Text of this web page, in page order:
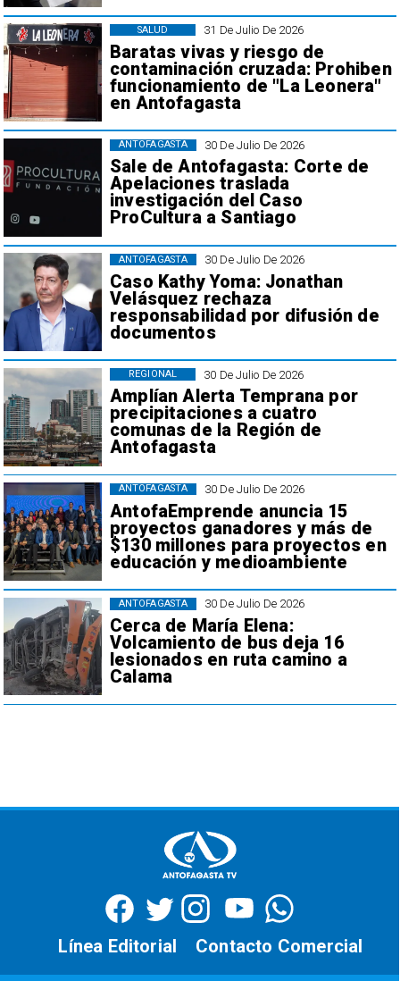
31 De Julio De 2026
Baratas vivas y riesgo de
contaminación cruzada: Prohiben
funcionamiento de "La Leonera"
en Antofagasta
SALUD
30 De Julio De 2026
Sale de Antofagasta: Corte de
Apelaciones traslada
investigación del Caso
ProCultura a Santiago
ANTOFAGASTA
30 De Julio De 2026
Caso Kathy Yoma: Jonathan
Velásquez rechaza
responsabilidad por difusión de
documentos
ANTOFAGASTA
30 De Julio De 2026
Amplían Alerta Temprana por
precipitaciones a cuatro
comunas de la Región de
Antofagasta
REGIONAL
30 De Julio De 2026
AntofaEmprende anuncia 15
proyectos ganadores y más de
$130 millones para proyectos en
educación y medioambiente
ANTOFAGASTA
30 De Julio De 2026
Cerca de María Elena:
Volcamiento de bus deja 16
lesionados en ruta camino a
Calama
ANTOFAGASTA
Contacto Comercial
Línea Editorial